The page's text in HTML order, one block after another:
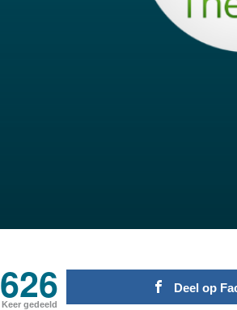
626
Keer gedeeld
Deel op